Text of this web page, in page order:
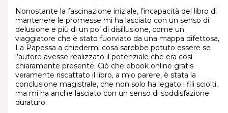
Nonostante la fascinazione iniziale, l’incapacità del libro di
mantenere le promesse mi ha lasciato con un senso di
delusione e più di un po’ di disillusione, come un
viaggiatore che è stato fuorviato da una mappa difettosa,
La Papessa a chiedermi cosa sarebbe potuto essere se
l’autore avesse realizzato il potenziale che era così
chiaramente presente. Ciò che ebook online gratis
veramente riscattato il libro, a mio parere, è stata la
conclusione magistrale, che non solo ha legato i fili sciolti,
ma mi ha anche lasciato con un senso di soddisfazione
duraturo.